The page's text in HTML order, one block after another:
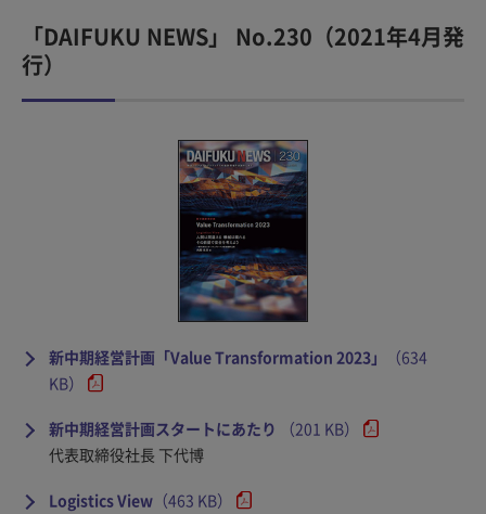
「DAIFUKU NEWS」 No.230（2021年4月発
行）
新中期経営計画「Value Transformation 2023」
（634
KB）
新中期経営計画スタートにあたり
（201 KB）
代表取締役社長 下代博
Logistics View （463 KB）